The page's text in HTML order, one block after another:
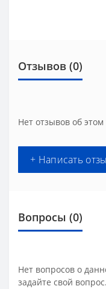
Отзывов (0)
Нет отзывов об этом
+ Написать
Вопросы (0)
Нет вопросов о
задайте свой вопрос.